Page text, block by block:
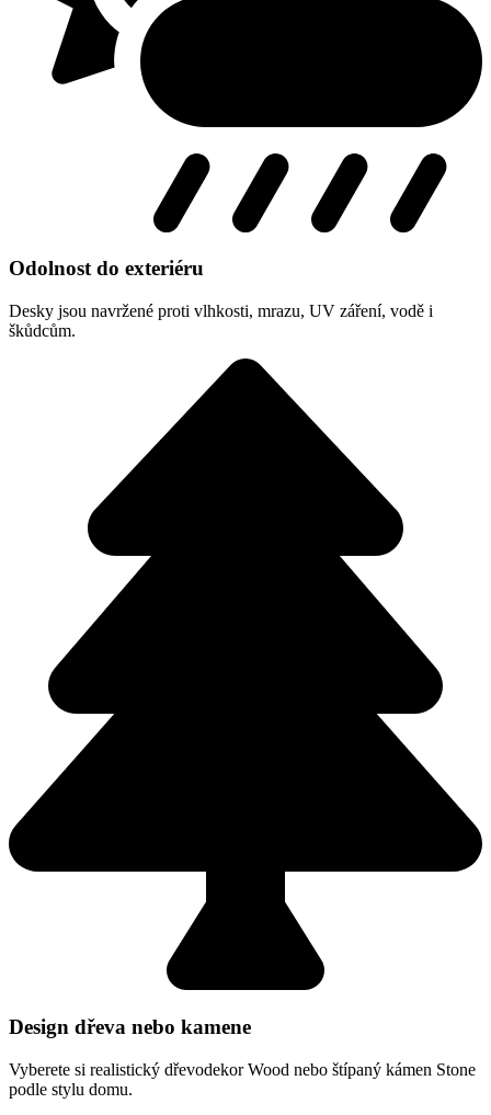
Odolnost do exteriéru
Desky jsou navržené proti vlhkosti, mrazu, UV záření, vodě i
škůdcům.
Design dřeva nebo kamene
Vyberete si realistický dřevodekor Wood nebo štípaný kámen Stone
podle stylu domu.